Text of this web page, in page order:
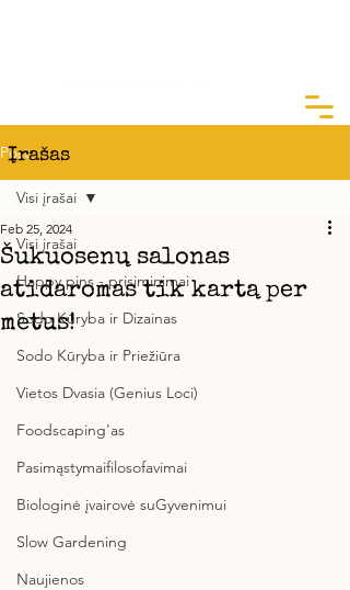
Post
Visi įrašai
Happy pins - prisiminimai
Sodo Kūryba ir Dizainas
Sodo Kūryba ir Priežiūra
Vietos Dvasia (Genius Loci)
Foodscaping'as
Pasimąstymaifilosofavimai
Biologinė įvairovė suGyvenimui
Slow Gardening
Naujienos
Visi įrašai
Šukuosenų salonas
atidaromas tik kartą per
metus!
Feb 25, 2024
Įrašas